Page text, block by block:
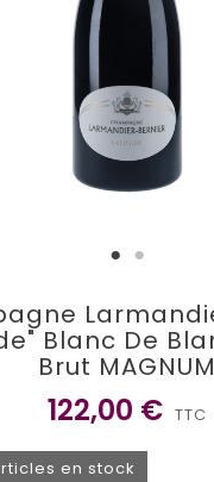
Blanc De
Brut MAGNUM
122,00 € TTC
en stock